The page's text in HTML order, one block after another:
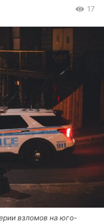
17
взломов на юго-